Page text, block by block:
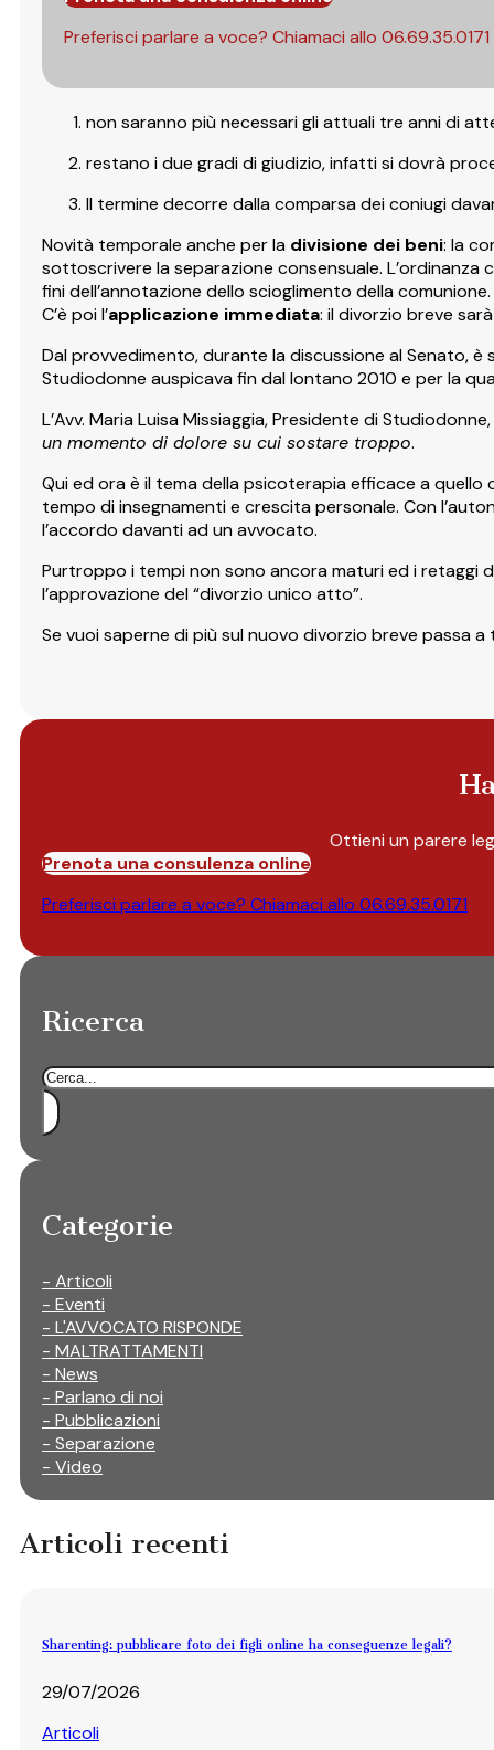
Preferisci parlare a voce? Chiamaci allo 06.69.35.0171
non saranno più necessari gli attuali tre anni di
restano i due gradi di giudizio, infatti si dovrà
Il termine decorre dalla comparsa dei coniugi
Novità temporale anche per la divisione dei beni: la
sottoscrivere la separazione consensuale.
fini dell’annotazione dello scioglimento della comunione.
C’è poi l’applicazione immediata: il divorzio breve
Dal provvedimento, durante la discussione al Senato,
Studiodonne auspicava fin dal lontano 2010 e per la
L’Avv. Maria Luisa Missiaggia, Presidente di
un momento di dolore su cui sostare troppo.
Qui ed ora è il tema della psicoterapia efficace a
tempo di insegnamenti e crescita personale. Con
l’accordo davanti ad un avvocato.
Purtroppo i tempi non sono ancora maturi ed i retaggi
l’approvazione del “divorzio unico atto”.
Se vuoi saperne di più sul nuovo divorzio breve passa
Ottieni un parere
Prenota una consulenza online
Preferisci parlare a voce? Chiamaci allo 06.69.35.0171
Ricerca
Cerca
Categorie
- Articoli
- Eventi
- L'AVVOCATO RISPONDE
- MALTRATTAMENTI
- News
- Parlano di noi
- Pubblicazioni
- Separazione
- Video
Articoli recenti
Sharenting: pubblicare foto dei figli online ha conseguenze legali?
29/07/2026
Articoli